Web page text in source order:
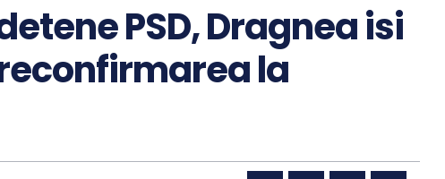
PSD, Dragnea isi
la